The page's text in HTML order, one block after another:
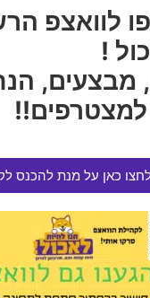
חלב עז
קולר
הרוויחו
לוואצפ
!
מבצעים,
כאן על מנת להכנס